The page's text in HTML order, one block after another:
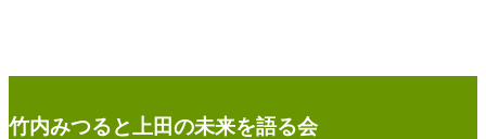
竹内みつると上田の未来を語る会